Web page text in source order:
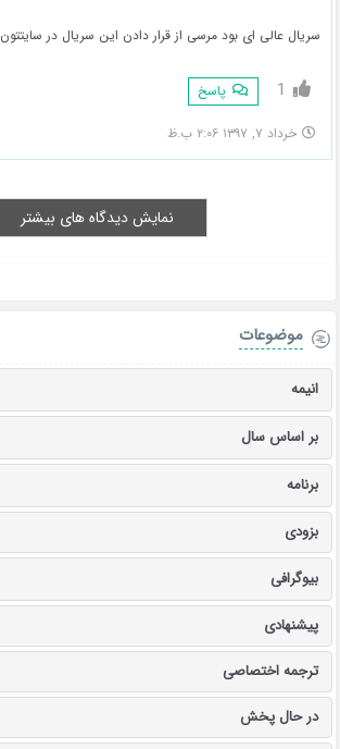
سریال عالی ای بود مرسی از قرار دادن این سریال در سایتتون
1 پاسخ
خرداد ۷, ۱۳۹۷ ۲:۰۶ ب.ظ
نمایش دیدگاه های بیشتر
موضوعات
انیمه
بر اساس سال
برنامه
بزودی
بیوگرافی
پیشنهادی
ترجمه اختصاصی
در حال پخش